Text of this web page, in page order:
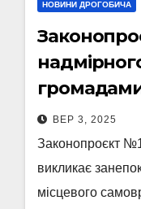
НОВИНИ ДРОГОБИЧА
ВЕР 3, 2025
Законопроєкт
викликає
місцевого